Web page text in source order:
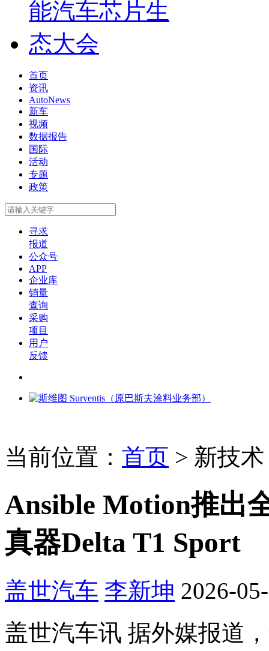
首页
资讯
AutoNews
新车
视频
数据报告
国际
活动
专题
政策
寻求
报道
公众号
APP
企业库
销量
查询
采购
项目
用户
反馈
当前位置： 首页 > 新技术
Ansible Motion推出
真器Delta T1 Sport
盖世汽车 李新坤 2026-
盖世汽车讯 据外媒报道